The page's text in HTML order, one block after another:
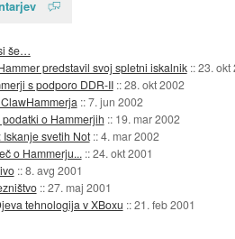
še…
predstavil svoj spletni iskalnik ::23. okt
s podporo DDR-II ::28. okt 2002
::7. jun 2002
podatki o Hammerjih :: 19. mar 2002
Iskanje svetih Not ::4. mar 2002
o Hammerju... ::24. okt 2001
::8. avg 2001
::27. maj 2001
tehnologija v XBoxu ::21. feb 2001